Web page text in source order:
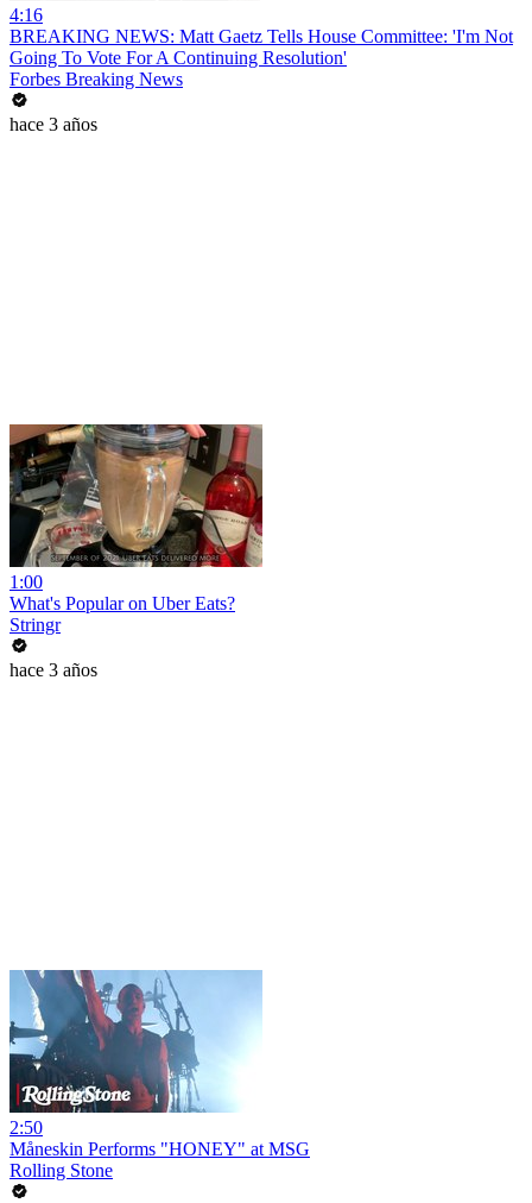
4:16
BREAKING NEWS: Matt Gaetz Tells House Committee: 'I'm Not
Going To Vote For A Continuing Resolution'
Forbes Breaking News
hace 3 años
1:00
What's Popular on Uber Eats?
Stringr
hace 3 años
2:50
Måneskin Performs "HONEY" at MSG
Rolling Stone